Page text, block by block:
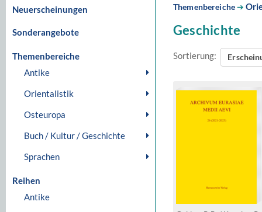
Neuerscheinungen
Sonderangebote
Themenbereiche
Antike
Orientalistik
Osteuropa
Buch / Kultur / Geschichte
Sprachen
Reihen
Antike
Themenbereiche➔
Geschichte
Sortierung: